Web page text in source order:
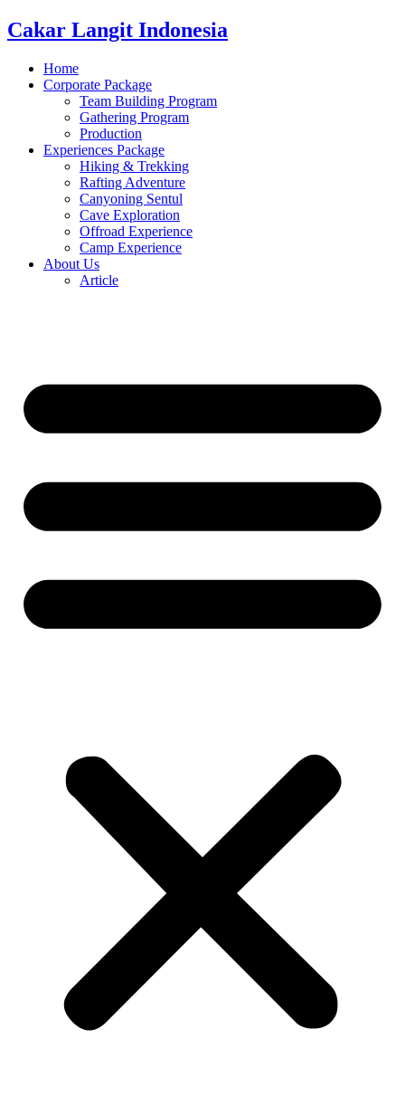
Cakar Langit Indonesia
Home
Corporate Package
Team Building Program
Gathering Program
Production
Experiences Package
Hiking & Trekking
Rafting Adventure
Canyoning Sentul
Cave Exploration
Offroad Experience
Camp Experience
About Us
Article